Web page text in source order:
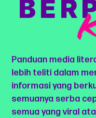
Panduan media
lebih teliti dalam
informasi yang
semuanya serba
semua yang viral